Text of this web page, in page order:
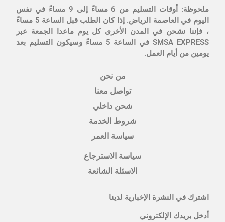
ملحوظة: أوقات التسليم من 6 مساءً إلى 9 مساءً في نفس
اليوم في العاصمة الرياض. إذا كان الطلب قبل الساعة 5 مساءً
، فإننا نشحن في المدن الأخرى كل يوم ماعدا الجمعة عبر
SMSA EXPRESS في الساعة 5 مساءً وسيكون التسليم بعد
يومين من أيام العمل.
من نحن
تواصل معنا
شحن داخلي
شروط الخدمة
سياسة العمر
سياسة الاسترجاع
الاسئلة الشائعة
اشترك في النشرة الإخبارية لدينا
أدخل بريدك الإلكتروني